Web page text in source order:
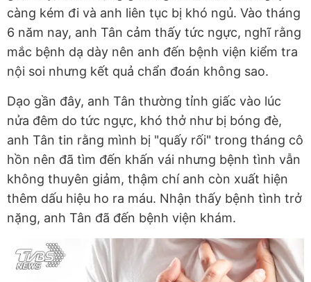
càng kém đi và anh liên tục bị khó ngủ. Vào tháng
6 năm nay, anh Tân cảm thấy tức ngực, nghĩ rằng
mắc bệnh dạ dày nên anh đến bệnh viện kiểm tra
nội soi nhưng kết quả chẩn đoán không sao.
Dạo gần đây, anh Tân thường tỉnh giấc vào lúc
nửa đêm do tức ngực, khó thở như bị bóng đè,
anh Tân tin rằng mình bị "quấy rối" trong tháng cô
hồn nên đã tìm đến khấn vái nhưng bệnh tình vẫn
không thuyên giảm, thậm chí anh còn xuất hiện
thêm dấu hiệu ho ra máu. Nhận thấy bệnh tình trở
nặng, anh Tân đã đến bệnh viện khám.